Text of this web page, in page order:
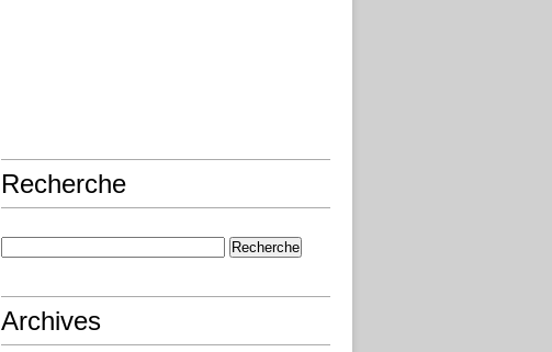
Recherche
Archives